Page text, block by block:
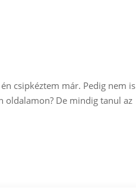
csipkéztem már. Pedig nem is
oldalamon? De mindig tanul az